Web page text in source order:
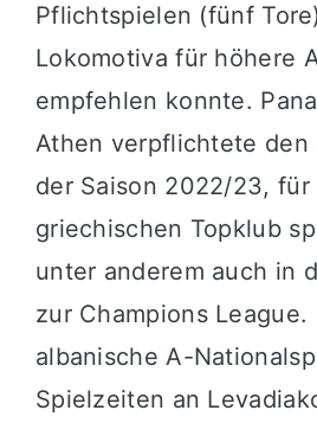
Pflichtspielen (fünf
Lokomotiva für höhere
empfehlen konnte.
Athen verpflichtete den
der Saison 2022/23, für
griechischen Topklub
unter anderem auch in
zur Champions
albanische A-
Spielzeiten an